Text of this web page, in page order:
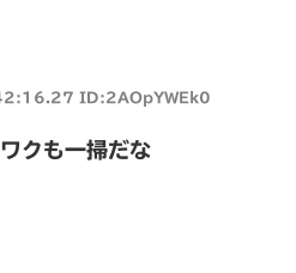
ID:2AOpYWEk0
クも一掃だな